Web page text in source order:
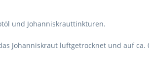
und Johanniskrauttinkturen.
Johanniskraut luftgetrocknet und auf ca.